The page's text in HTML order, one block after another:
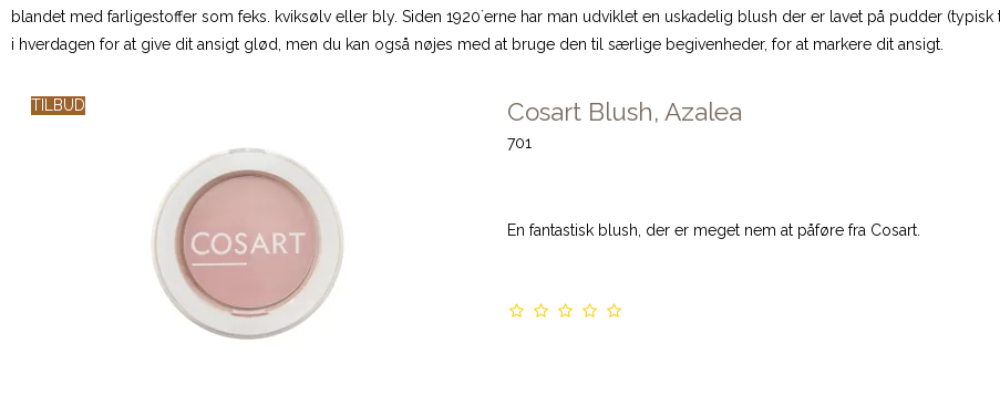
blandet med farligestoffer som feks. kviksølv eller bly. Siden 1920´erne har man udviklet en uskadelig blush der er lavet på pudder
i hverdagen for at give dit ansigt glød, men du kan også nøjes med at bruge den til særlige begivenheder, for at markere dit ansigt.
TILBUD Cosart Blush, Azalea
701
En fantastisk blush, der er meget nem at påføre fra Cosart.